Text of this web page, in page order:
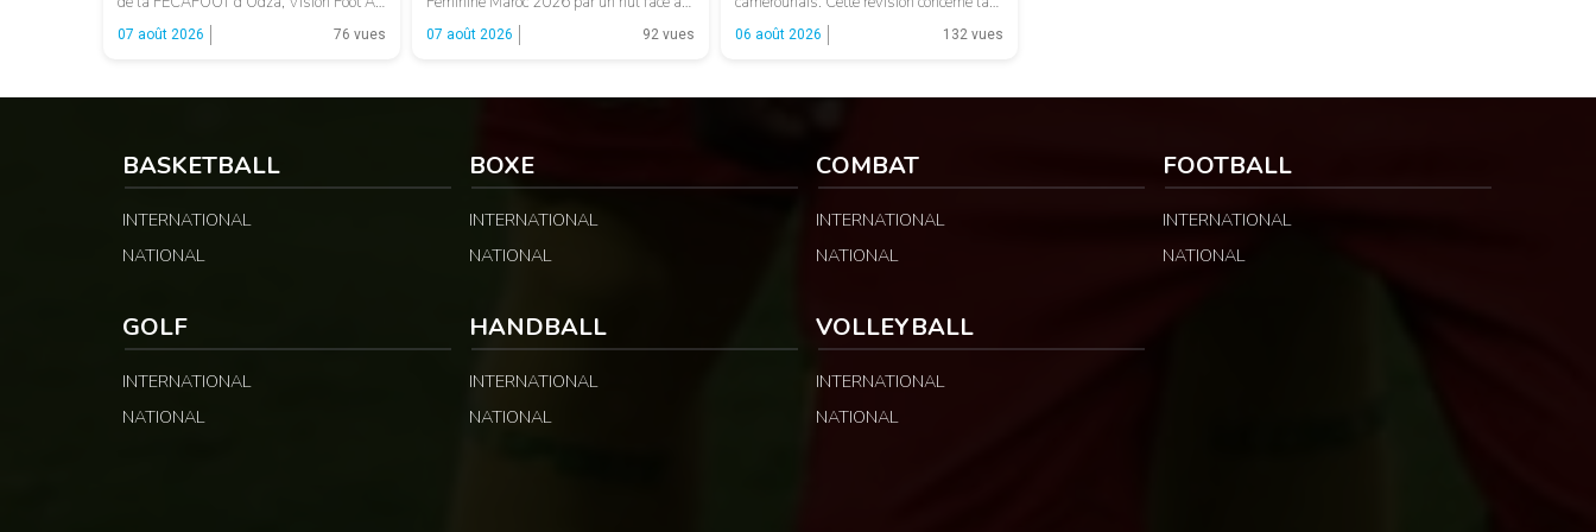
et Dja Sports AC ont décroché leur billet
pour le dernier carré. LA SUITE APRÈS
07 août 2026 76 vues
Cap-Vert (1-1). Un résultat qui permet
au Cameroun de préserver son
07 août 2026 92 vues
MTN Elite One, la MTN Elite Two et la
Guinness Super League, avec des
06 août 2026 132 vues
BASKETBALL
INTERNATIONAL
NATIONAL
BOXE
INTERNATIONAL
NATIONAL
COMBAT
INTERNATIONAL
NATIONAL
FOOTBALL
INTERNATIONAL
NATIONAL
GOLF
INTERNATIONAL
NATIONAL
HANDBALL
INTERNATIONAL
NATIONAL
VOLLEYBALL
INTERNATIONAL
NATIONAL